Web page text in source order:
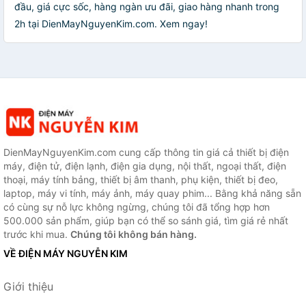
đầu, giá cực sốc, hàng ngàn ưu đãi, giao hàng nhanh trong
2h tại DienMayNguyenKim.com. Xem ngay!
DienMayNguyenKim.com cung cấp thông tin giá cả thiết bị điện
máy, điện tử, điện lạnh, điện gia dụng, nội thất, ngoại thất, điện
thoại, máy tính bảng, thiết bị âm thanh, phụ kiện, thiết bị đeo,
laptop, máy vi tính, máy ảnh, máy quay phim... Bằng khả năng sẵn
có cùng sự nỗ lực không ngừng, chúng tôi đã tổng hợp hơn
500.000 sản phẩm, giúp bạn có thể so sánh giá, tìm giá rẻ nhất
trước khi mua. Chúng tôi không bán hàng.
VỀ ĐIỆN MÁY NGUYỄN KIM
Giới thiệu